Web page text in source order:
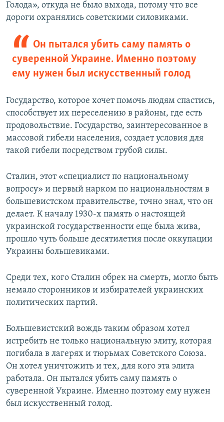
Голода», откуда не было выхода, потому что все
дороги охранялись советскими силовиками.
Он пытался убить саму память о
суверенной Украине. Именно поэтому
ему нужен был искусственный голод
Государство, которое хочет помочь людям спастись,
способствует их переселению в районы, где есть
продовольствие. Государство, заинтересованное в
массовой гибели населения, создает условия для
такой гибели посредством грубой силы.
Сталин, этот «специалист по национальному
вопросу» и первый нарком по национальностям в
большевистском правительстве, точно знал, что он
делает. К началу 1930-х память о настоящей
украинской государственности еще была жива,
прошло чуть больше десятилетия после оккупации
Украины большевиками.
Среди тех, кого Сталин обрек на смерть, могло быть
немало сторонников и избирателей украинских
политических партий.
Большевистский вождь таким образом хотел
истребить не только национальную элиту, которая
погибала в лагерях и тюрьмах Советского Союза.
Он хотел уничтожить и тех, для кого эта элита
работала. Он пытался убить саму память о
суверенной Украине. Именно поэтому ему нужен
был искусственный голод.